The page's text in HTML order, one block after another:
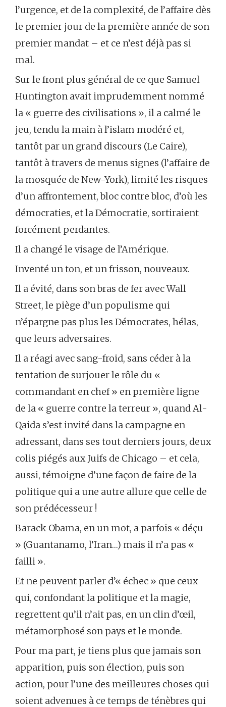
l’urgence, et de la complexité, de l’affaire dès
le premier jour de la première année de son
premier mandat – et ce n’est déjà pas si
mal.
Sur le front plus général de ce que Samuel
Huntington avait imprudemment nommé
la « guerre des civilisations », il a calmé le
jeu, tendu la main à l’islam modéré et,
tantôt par un grand discours (Le Caire),
tantôt à travers de menus signes (l’affaire de
la mosquée de New-York), limité les risques
d’un affrontement, bloc contre bloc, d’où les
démocraties, et la Démocratie, sortiraient
forcément perdantes.
Il a changé le visage de l’Amérique.
Inventé un ton, et un frisson, nouveaux.
Il a évité, dans son bras de fer avec Wall
Street, le piège d’un populisme qui
n’épargne pas plus les Démocrates, hélas,
que leurs adversaires.
Il a réagi avec sang-froid, sans céder à la
tentation de surjouer le rôle du «
commandant en chef » en première ligne
de la « guerre contre la terreur », quand Al-
Qaida s’est invité dans la campagne en
adressant, dans ses tout derniers jours, deux
colis piégés aux Juifs de Chicago – et cela,
aussi, témoigne d’une façon de faire de la
politique qui a une autre allure que celle de
son prédécesseur !
Barack Obama, en un mot, a parfois « déçu
» (Guantanamo, l’Iran…) mais il n’a pas «
failli ».
Et ne peuvent parler d’« échec » que ceux
qui, confondant la politique et la magie,
regrettent qu’il n’ait pas, en un clin d’œil,
métamorphosé son pays et le monde.
Pour ma part, je tiens plus que jamais son
apparition, puis son élection, puis son
action, pour l’une des meilleures choses qui
soient advenues à ce temps de ténèbres qui